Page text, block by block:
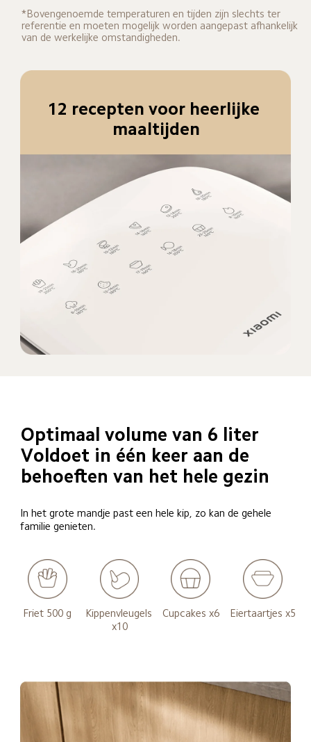
*Bovengenoemde temperaturen en tijden zijn slechts ter
referentie en moeten mogelijk worden aangepast afhankelijk
van de werkelijke omstandigheden.
12 recepten voor heerlijke
maaltijden
Optimaal volume van 6 liter
Voldoet in één keer aan de
behoeften van het hele gezin
In het grote mandje past een hele kip, zo kan de gehele
familie genieten.
Friet 500 g
Kippenvleugels
x10
Cupcakes x6 Eiertaartjes x5